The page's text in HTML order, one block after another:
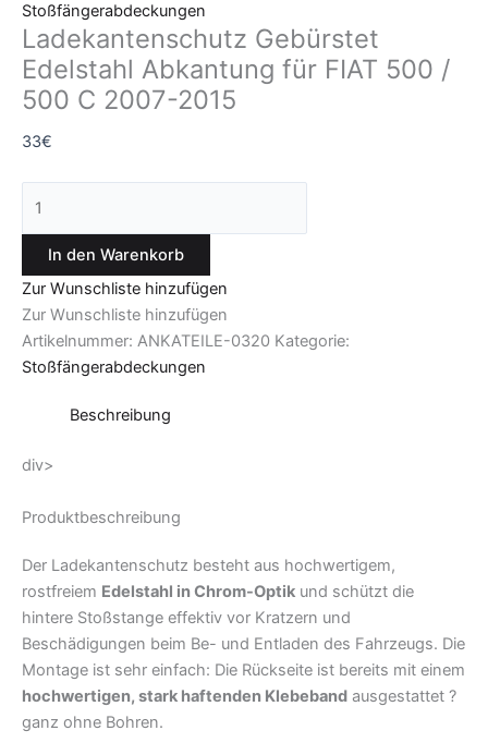
Stoßfängerabdeckungen
Ladekantenschutz Gebürstet
Edelstahl Abkantung für FIAT 500 /
500 C 2007-2015
33€
In den Warenkorb
Zur Wunschliste hinzufügen
Zur Wunschliste hinzufügen
Artikelnummer: ANKATEILE-0320 Kategorie:
Stoßfängerabdeckungen
Beschreibung
div>
Produktbeschreibung
Der Ladekantenschutz besteht aus hochwertigem,
rostfreiem Edelstahl in Chrom-Optik und schützt die
hintere Stoßstange effektiv vor Kratzern und
Beschädigungen beim Be- und Entladen des Fahrzeugs. Die
Montage ist sehr einfach: Die Rückseite ist bereits mit einem
hochwertigen, stark haftenden Klebeband ausgestattet ?
ganz ohne Bohren.